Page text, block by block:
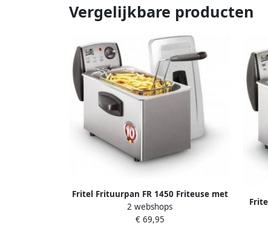
Vergelijkbare producten
Fritel Frituurpan FR 1450 Friteuse met
Antistofdeksel 2-4 Personen Koude
zone 2200W 3 liter 10 jaar Garantie
2 webshops
€ 69,95
met
2-4